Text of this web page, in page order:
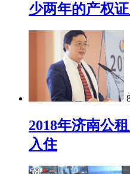
少两年的产权
2018年济南公
入住